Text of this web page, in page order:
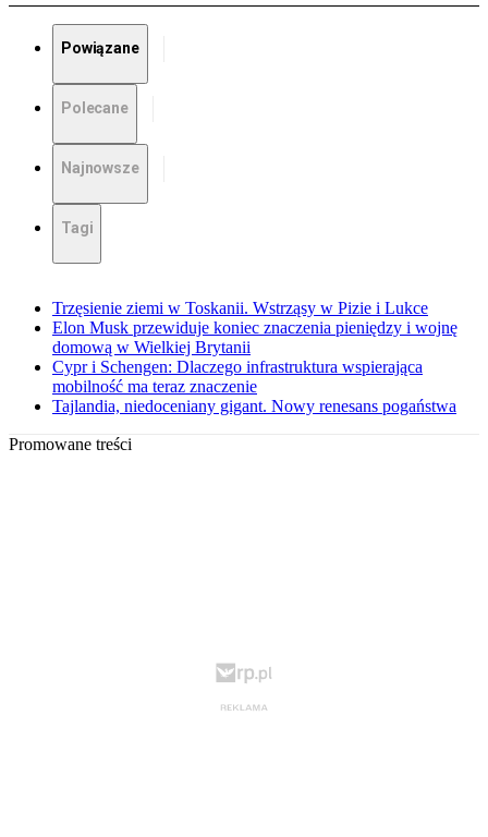
Powiązane
Polecane
Najnowsze
Tagi
Trzęsienie ziemi w Toskanii. Wstrząsy w Pizie i Lukce
Elon Musk przewiduje koniec znaczenia pieniędzy i wojnę
domową w Wielkiej Brytanii
Cypr i Schengen: Dlaczego infrastruktura wspierająca
mobilność ma teraz znaczenie
Tajlandia, niedoceniany gigant. Nowy renesans pogaństwa
Promowane treści